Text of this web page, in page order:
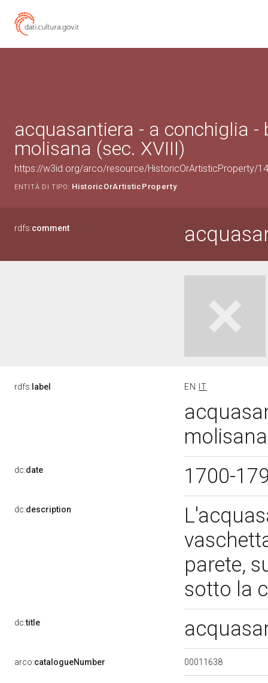
acquasantiera - a conchiglia -
molisana (sec. XVIII)
https://w3id.org/arco/resource/HistoricOrArtisticProperty/
ENTITÀ DI TIPO: HistoricOrArtisticProperty
rdfs:comment
rdfs: label EN IT
dc:date 1700-
dc:description
parete,
sotto la
dc:title
arco:catalogueNumber 00011638